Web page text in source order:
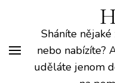
Sháníte
nebo nabízíte?
uděláte jenom